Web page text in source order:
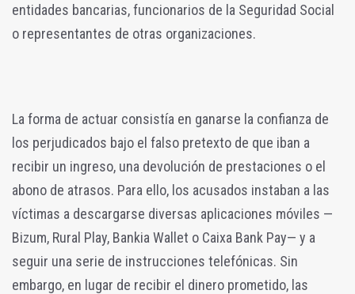
entidades bancarias, funcionarios de la Seguridad Social
o representantes de otras organizaciones.
La forma de actuar consistía en ganarse la confianza de
los perjudicados bajo el falso pretexto de que iban a
recibir un ingreso, una devolución de prestaciones o el
abono de atrasos. Para ello, los acusados instaban a las
víctimas a descargarse diversas aplicaciones móviles —
Bizum, Rural Play, Bankia Wallet o Caixa Bank Pay— y a
seguir una serie de instrucciones telefónicas. Sin
embargo, en lugar de recibir el dinero prometido, las